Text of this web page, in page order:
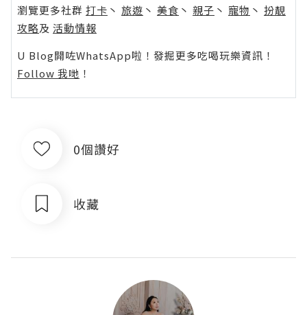
瀏覽更多社群 打卡 丶 旅遊 丶 美食 丶 親子 丶 寵物 丶 扮靚
攻略及 活動情報
U Blog開咗WhatsApp啦！發掘更多吃喝玩樂資訊！
Follow 我哋 ！
0個讚好
收藏